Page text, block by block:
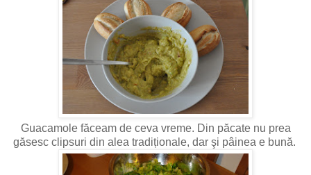
Guacamole făceam de ceva vreme. Din păcate nu prea
găsesc clipsuri din alea tradiționale, dar şi pâinea e bună.